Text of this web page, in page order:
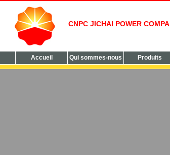
CNPC JICHAI POWER
Accueil Qui sommes-nous Produits